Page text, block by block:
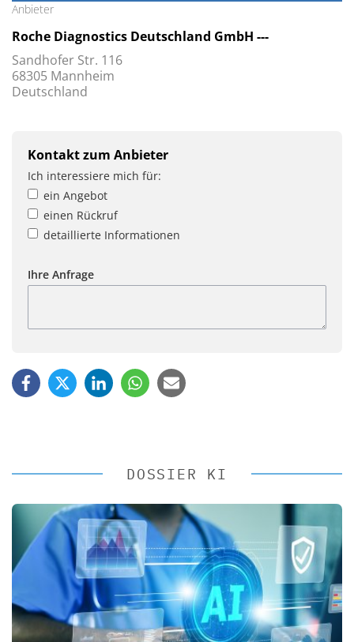
Anbieter
Roche Diagnostics Deutschland GmbH ---
Sandhofer Str. 116
68305 Mannheim
Deutschland
Kontakt zum Anbieter
Ich interessiere mich für:
ein Angebot
einen Rückruf
detaillierte Informationen
Ihre Anfrage
DOSSIER KI